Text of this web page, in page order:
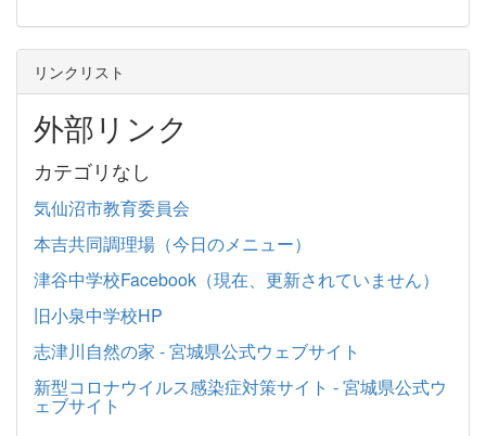
リンクリスト
外部リンク
カテゴリなし
気仙沼市教育委員会
本吉共同調理場（今日のメニュー）
津谷中学校Facebook（現在、更新されていません）
旧小泉中学校HP
志津川自然の家 - 宮城県公式ウェブサイト
新型コロナウイルス感染症対策サイト - 宮城県公式ウ
ェブサイト